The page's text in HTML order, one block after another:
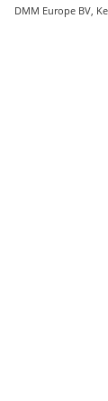
DMM Europe BV,